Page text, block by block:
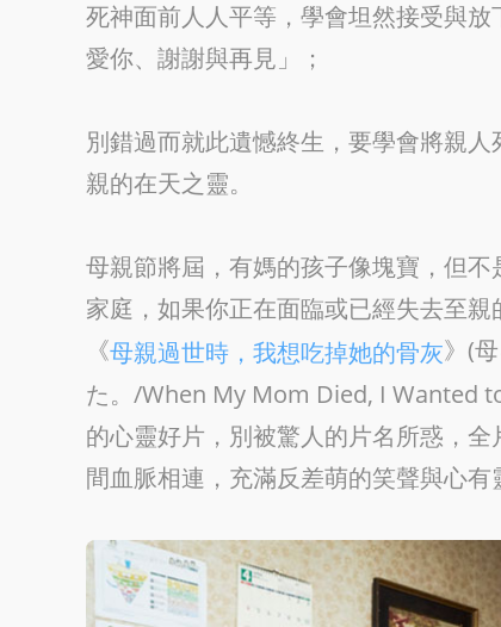
死神面前人人平等，學會坦然接受與
愛你、謝謝與再見」；
別錯過而就此遺憾終生，要學會將親
親的在天之靈。
母親節將屆，有媽的孩子像塊寶，但
家庭，如果你正在面臨或已經失去至
《母親過世時，我想吃掉她的骨灰》(
た。/When My Mom Died, I Wanted
的心靈好片，別被驚人的片名所惑，
間血脈相連，充滿反差萌的笑聲與心有